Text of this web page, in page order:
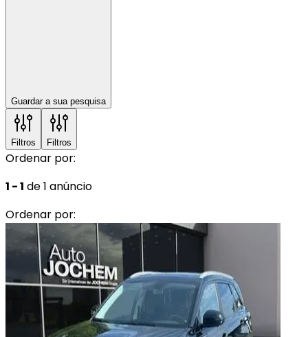
Guardar a sua pesquisa
Filtros Filtros
Ordenar por:
1 - 1 de 1 anúncio
Ordenar por: